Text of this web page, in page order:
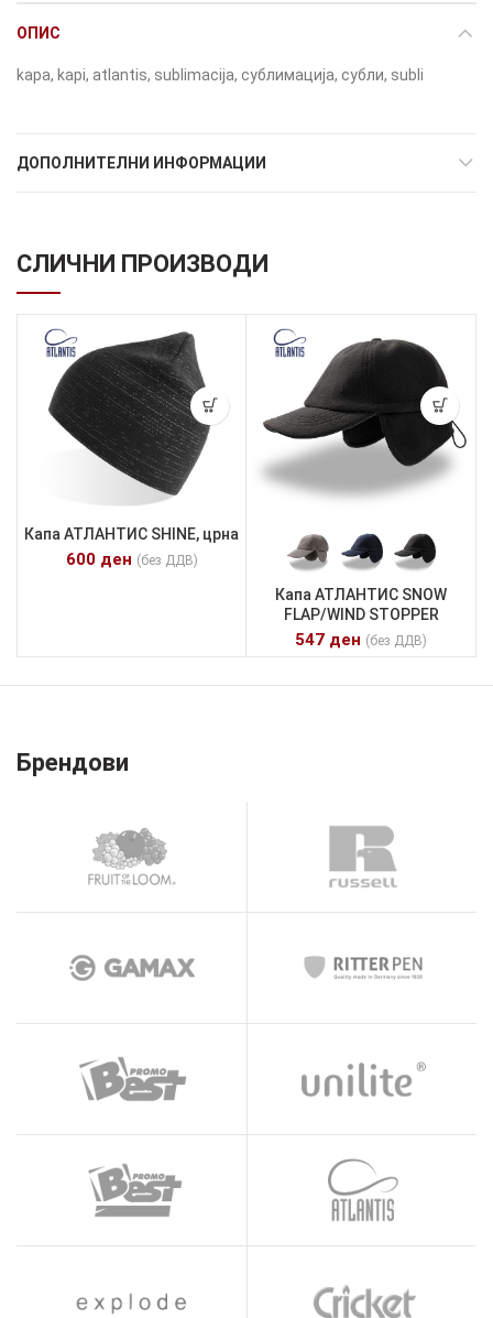
ОПИС
kapa, kapi, atlantis, sublimacija, сублимација, субли, subli
ДОПОЛНИТЕЛНИ ИНФОРМАЦИИ
СЛИЧНИ ПРОИЗВОДИ
Капа АТЛАНТИС SHINE, црна
600 ден (без ДДВ)
Капа АТЛАНТИС SNOW
FLAP/WIND STOPPER
547 ден (без ДДВ)
Брендови